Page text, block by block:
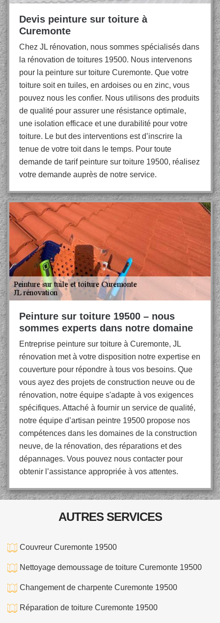
Devis peinture sur toiture à
Curemonte
Chez JL rénovation, nous sommes spécialisés dans
la rénovation de toitures 19500. Nous intervenons
pour la peinture sur toiture Curemonte. Que votre
toiture soit en tuiles, en ardoises ou en zinc, vous
pouvez nous les confier. Nous utilisons des produits
de qualité pour assurer une résistance optimale,
une isolation efficace et une durabilité pour votre
toiture. Le but des interventions est d’inscrire la
tenue de votre toit dans le temps. Pour toute
demande de tarif peinture sur toiture 19500, réalisez
votre demande auprès de notre service.
Peinture sur toiture 19500 – nous
sommes experts dans notre domaine
Entreprise peinture sur toiture à Curemonte, JL
rénovation met à votre disposition notre expertise en
couverture pour répondre à tous vos besoins. Que
vous ayez des projets de construction neuve ou de
rénovation, notre équipe s'adapte à vos exigences
spécifiques. Attaché à fournir un service de qualité,
notre équipe d’artisan peintre 19500 propose nos
compétences dans les domaines de la construction
neuve, de la rénovation, des réparations et des
dépannages. Vous pouvez nous contacter pour
obtenir l’assistance appropriée à vos attentes.
AUTRES SERVICES
Couvreur Curemonte 19500
Nettoyage demoussage de toiture Curemonte 19500
Changement de charpente Curemonte 19500
Réparation de toiture Curemonte 19500